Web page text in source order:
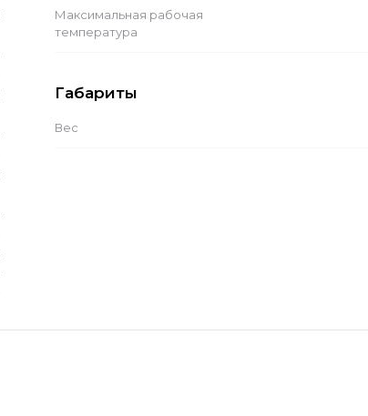
Максимальная рабочая
температура
Габариты
Вес